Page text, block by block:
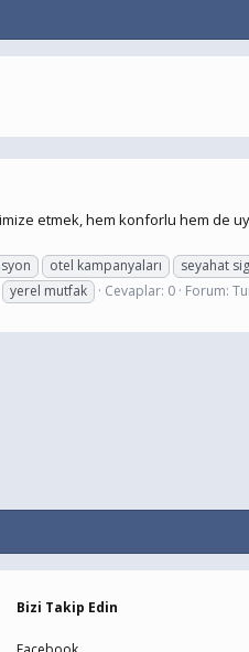
etmek, hem konforlu hem de
otel kampanyaları seyahat
yerel mutfak Cevaplar: 0 Forum:
Bizi Takip Edin